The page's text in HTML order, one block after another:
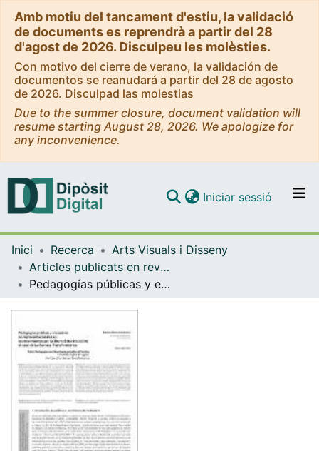
Amb motiu del tancament d'estiu, la validació
de documents es reprendrà a partir del 28
d'agost de 2026. Disculpeu les molèsties.
Con motivo del cierre de verano, la validación de
documentos se reanudará a partir del 28 de agosto
de 2026. Disculpad las molestias
Due to the summer closure, document validation will
resume starting August 28, 2026. We apologize for
any inconvenience.
Navega per tot el DD
Iniciar sessió (current)
Inici Recerca
Arts Visuals i Disseny
Articles publicats en revistes (Arts Visuals i Disseny)
Pedagogías públicas y encuadres no representacionales en los movimientos por la libertad de circulación: el caso de La Barraca Transfronteriza